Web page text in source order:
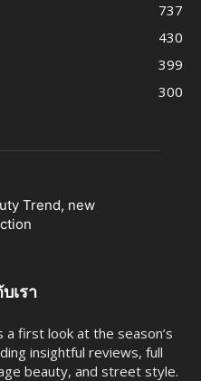
737
430
399
300
เรา
first look at the season’s
insightful reviews, full
beauty, and street style.